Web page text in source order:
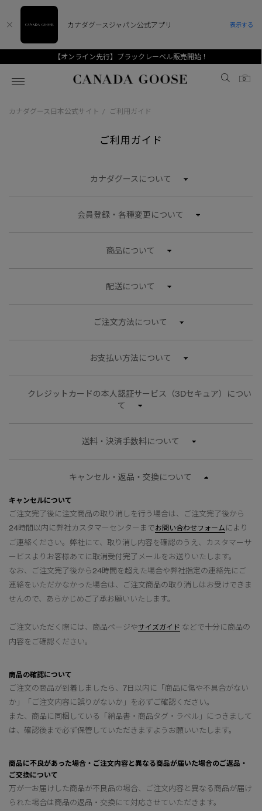
【Goose Style】Vol.19～ 標高が変われば、見え
Canada Goose
0
スノーグース
アンバサダー
ウィメンズ TOP
ベストセラー
サマー 26 コレクション
スノーグース
メイドインジャパンTシャツ
アウターウェア
コレクション
メンズ TOP
ベストセラー
サマー 26 コレクション
スノーグース
メイドインジャパンTシャツ
アウターウェア
コレクション
キッズ TOP
キッズ（2‐7歳)
コレクション
CANADA GOOSE Generationsは、アウター
下取り申請
カナダグース日本公式サイト / ご利用ガイド
ご利用ガイド
カナダグースについて
会員登録・各種変更について
商品について
配送について
ご注文方法について
お支払い方法について
クレジットカードの本人認証サービス（3Dセキュア）につい
て
送料・決済手数料について
キャンセル・返品・交換について
キャンセルについて
ご注文完了後に注文商品の取り消しを行う場合は、ご注文完了後から
24時間以内に弊社カスタマーセンターまでお問い合わせフォーム により
ご連絡ください。弊社にて、取り消し内容を確認のうえ、カスタマーサ
ービスよりお客様あてに取消受付完了メールをお送りいたします。
なお、ご注文完了後から24時間を超えた場合や弊社指定の連絡先にご
連絡をいただかなかった場合は、ご注文商品の取り消しはお受けできま
せんので、あらかじめご了承お願いいたします。
ご注文いただく際には、商品ページやサイズガイド などで十分に商品の
内容をご確認ください。
商品の確認について
ご注文の商品が到着しましたら、7日以内に「商品に傷や不具合がない
か」「ご注文内容に誤りがないか」を必ずご確認ください。
また、商品に同梱している「納品書・商品タグ・ラベル」につきまして
は、確認後まで必ず保管していただきますようお願いいたします。
商品に不良があった場合・ご注文内容と異なる商品が届いた場合のご返品・
ご交換について
万が一お届けした商品が不良品の場合、ご注文内容と異なる商品が届け
られた場合は商品の返品・交換にて対応させていただきます。
カナダグースジャパン公式アプリ 表示する